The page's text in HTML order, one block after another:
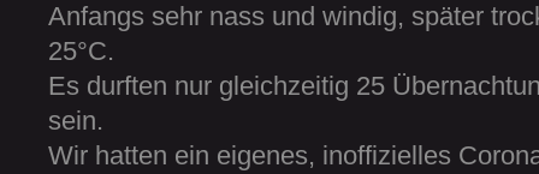
Anfangs sehr nass und windig, später
25°C.
Es durften nur gleichzeitig 25
sein.
Wir hatten ein eigenes, inoffizielles